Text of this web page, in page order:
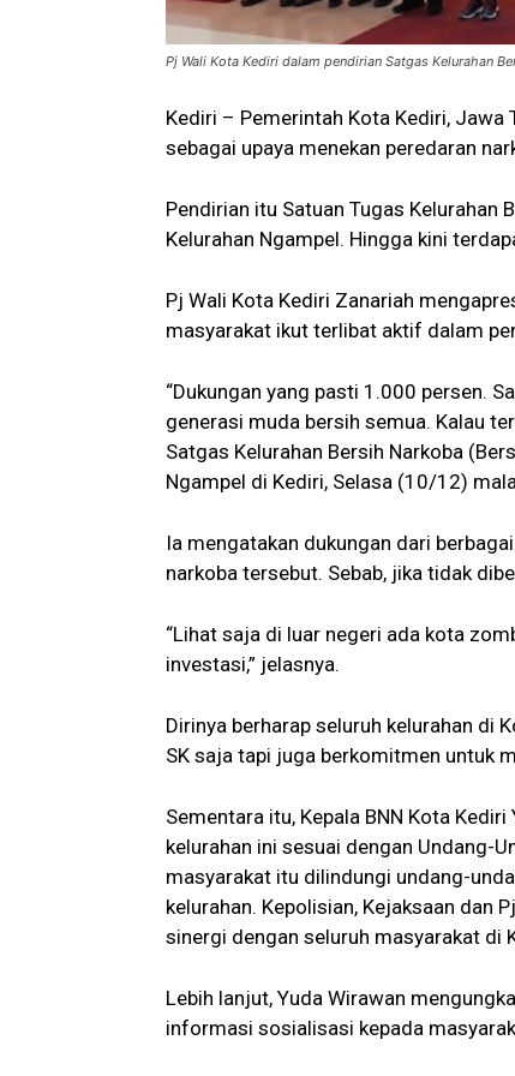
Pj Wali Kota Kediri dalam pendirian Satgas Kelurahan
Kediri – Pemerintah Kota Kediri, Jawa
sebagai upaya menekan peredaran
Pendirian itu Satuan Tugas Kelurahan
Kelurahan Ngampel. Hingga kini
Pj Wali Kota Kediri Zanariah
masyarakat ikut terlibat aktif dalam
“Dukungan yang pasti 1.000 persen.
generasi muda bersih semua. Kalau
Satgas Kelurahan Bersih Narkoba
Ngampel di Kediri, Selasa (10/12)
Ia mengatakan dukungan dari
narkoba tersebut. Sebab, jika tidak
“Lihat saja di luar negeri ada kota
investasi,” jelasnya.
Dirinya berharap seluruh kelurahan di
SK saja tapi juga berkomitmen untuk
Sementara itu, Kepala BNN Kota
kelurahan ini sesuai dengan Undang-
masyarakat itu dilindungi undang-
kelurahan. Kepolisian, Kejaksaan dan
sinergi dengan seluruh masyarakat di
Lebih lanjut, Yuda Wirawan
informasi sosialisasi kepada